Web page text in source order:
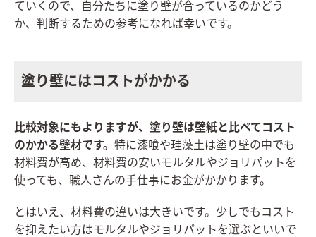
ていくので、自分たちに塗り壁が合っているのかどう
か、判断するための参考になれば幸いです。
塗り壁にはコストがかかる
比較対象にもよりますが、塗り壁は壁紙と比べてコスト
のかかる壁材です。 特に漆喰や珪藻土は塗り壁の中でも
材料費が高め、材料費の安いモルタルやジョリパットを
使っても、職人さんの手仕事にお金がかかります。
とはいえ、材料費の違いは大きいです。少しでもコスト
を抑えたい方はモルタルやジョリパットを選ぶといいで